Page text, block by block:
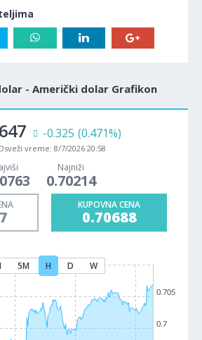
- Američki dolar Grafikon
-0.325 (0.471%)
vreme: 8/7/2026 20:58
Najniži
0.70214
KUPOVNA CENA
0.70688
5M H D W
0.7
0.705